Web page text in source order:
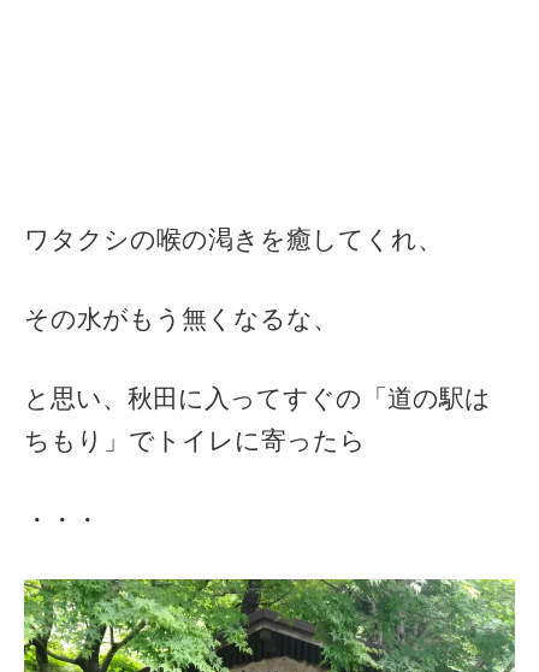
ワタクシの喉の渇きを癒してくれ、
その水がもう無くなるな、
と思い、秋田に入ってすぐの「道の駅は
ちもり」でトイレに寄ったら
・・・